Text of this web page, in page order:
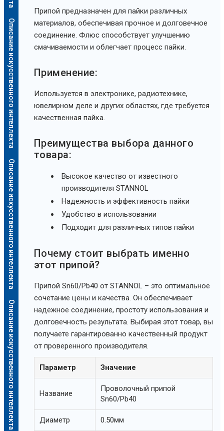
Описание искусственного интеллекта
Описание искусственного интеллекта
Описание искусственного интеллекта
Припой предназначен для пайки различных
материалов, обеспечивая прочное и долговечное
соединение. Флюс способствует улучшению
смачиваемости и облегчает процесс пайки.
Применение:
Используется в электронике, радиотехнике,
ювелирном деле и других областях, где требуется
качественная пайка.
Преимущества выбора данного
товара:
Высокое качество от известного
производителя STANNOL
Надежность и эффективность пайки
Удобство в использовании
Подходит для различных типов пайки
Почему стоит выбрать именно
этот припой?
Припой Sn60/Pb40 от STANNOL – это оптимальное
сочетание цены и качества. Он обеспечивает
надежное соединение, простоту использования и
долговечность результата. Выбирая этот товар, вы
получаете гарантированно качественный продукт
от проверенного производителя.
Параметр Значение
Название
Проволочный припой
Sn60/Pb40
Диаметр 0.50мм